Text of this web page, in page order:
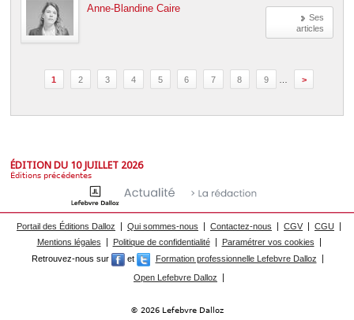
Ses
articles
Anne-Blandine Caire
1 2 3 4 5 6 7 8 9 >
ÉDITION DU 10 JUILLET 2026
Éditions précédentes
Portail des Éditions Dalloz Qui sommes-nous Contactez-nous CGV
CGU
Mentions légales
Politique de confidentialité
Paramétrer vos cookies
Retrouvez-nous sur
et
Formation professionnelle Lefebvre Dalloz
Open Lefebvre Dalloz
© 2026 Lefebvre Dalloz